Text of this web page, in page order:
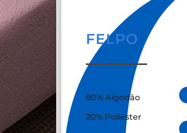
FELPO
80% Algodão
20% Poliéster